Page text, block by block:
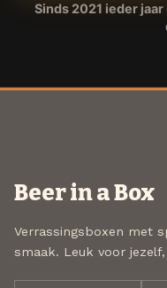
Sinds 2021 ieder
Beer in a Box
Verrassingsboxen met
smaak. Leuk voor